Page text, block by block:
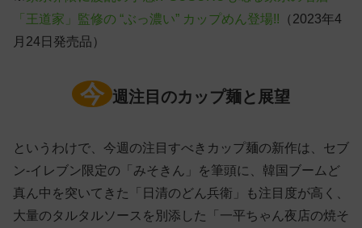
「王道家」監修の “ぶっ濃い” カップめん登場!! （2023年4
月24日発売品）
今 週注目のカップ麺と展望
というわけで、今週の注目すべきカップ麺の新作は、セブ
ン-イレブン限定の「みそきん」を筆頭に、韓国ブームど
真ん中を突いてきた「日清のどん兵衛」も注目度が高く、
大量のタルタルソースを別添した「一平ちゃん夜店の焼そ